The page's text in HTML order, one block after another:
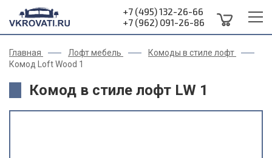
+7 (495) 132-26-66
+7 (962) 091-26-86
Главная Лофт мебель
Комоды в стиле лофт
Комод Loft Wood 1
Комод в стиле лофт LW 1